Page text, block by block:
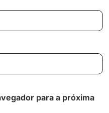
para a próxima